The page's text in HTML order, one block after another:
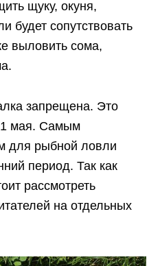
щуку, окуня,
будет сопутствовать
выловить сома,
запрещена. Это
мая. Самым
для рыбной ловли
период. Так как
рассмотреть
на отдельных